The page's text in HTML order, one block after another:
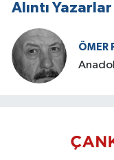
Alıntı Yazarlar
ÖMER